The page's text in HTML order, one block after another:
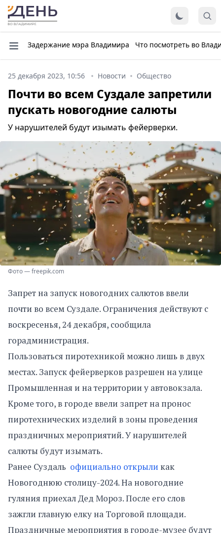
Задержание мэра Владимира Что посмотреть во
25 декабря 2023, 10:56 Новости Общество
Почти во всем Суздале запретили
пускать новогодние салюты
У нарушителей будут изымать фейерверки.
Фото — freepik.com
Запрет на запуск новогодних салютов ввели
почти во всем Суздале. Ограничения действуют с
воскресенья, 24 декабря, сообщила
горадминистрация.
Пользоваться пиротехникой можно лишь в двух
местах. Запуск фейерверков разрешен на улице
Промышленная и на территории у автовокзала.
Кроме того, в городе ввели запрет на пронос
пиротехнических изделий в зоны проведения
праздничных мероприятий. У нарушителей
салюты будут изымать.
Ранее Суздаль официально открыли как
Новогоднюю столицу-2024. На новогодние
гуляния приехал Дед Мороз. После его слов
зажгли главную елку на Торговой площади.
Праздничные мероприятия в городе-музее будут